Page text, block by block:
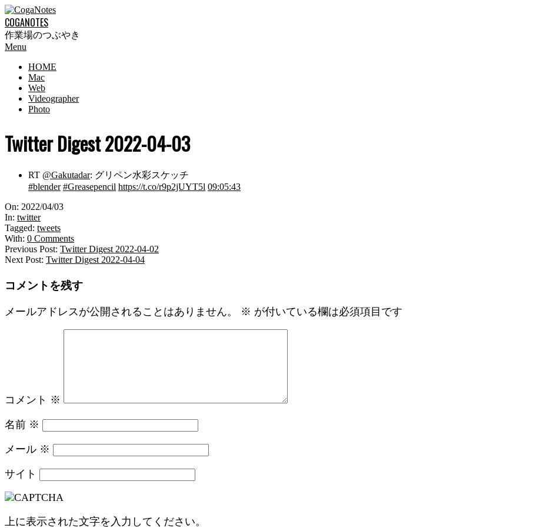
Skip
to
content
COGANOTES
作業場のつぶやき
Primary
Menu
Menu
HOME
Mac
Web
Videographer
Photo
Twitter Digest 2022-04-03
RT @Gakutadar: グリペン水彩スケッチ
#blender #Greasepencil https://t.co/r9p2jUYT5l 09:05:43
2022-
04-
03
On: 2022/04/03
In: twitter
Tagged: tweets
With: 0 Comments
Previous Post: Twitter Digest 2022-04-02
Next Post: Twitter Digest 2022-04-04
コメントを残す
メールアドレスが公開されることはありません。 ※ が付いている欄は必須項目です
コメント ※
名前 ※
メール ※
サイト
上に表示された文字を入力してください。